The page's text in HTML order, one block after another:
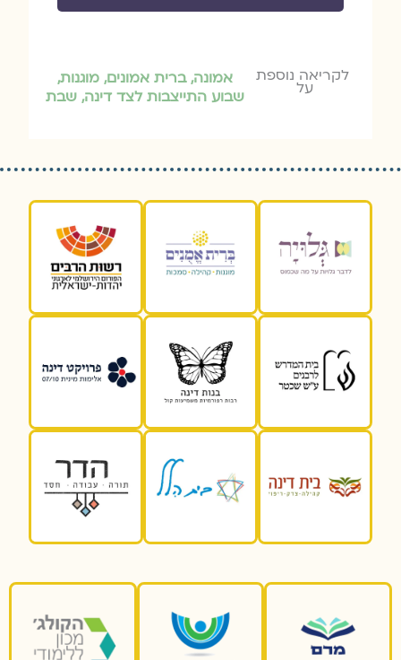
לקריאה נוספת
על אמונה,ברית אמונים, מוגנות,
שבוע התייצבות לצד דינה, שבת